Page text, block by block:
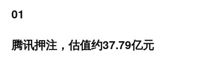
01
腾讯押注，估值约37.79亿元